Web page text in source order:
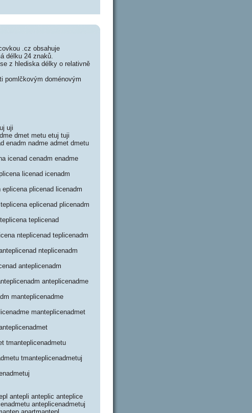
.cz obsahuje
délku 24 znaků.
z hlediska délky o relativně
pomlčkovým doménovým
uji
dmet metu etuj tuji
enadm nadme admet dmetu
icenad cenadm enadme
licenad icenadm
plicenad licenadm
eplicenad plicenadm
teplicenad
nteplicenad teplicenadm
nteplicenadm
anteplicenadm
anteplicenadme
manteplicenadme
manteplicenadmet
tmanteplicenadmetu
tmanteplicenadmetuj
antepli anteplic anteplice
anteplicenadmetuj